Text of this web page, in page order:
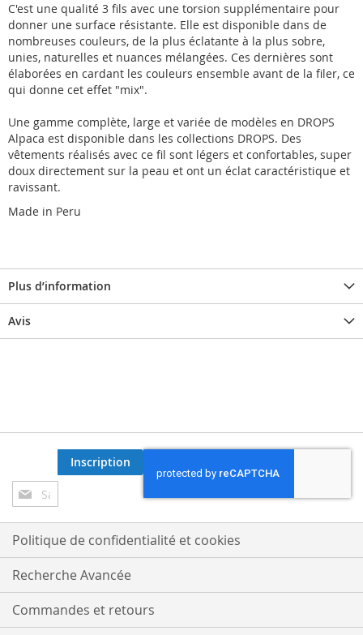
C'est une qualité 3 fils avec une torsion supplémentaire pour
donner une surface résistante. Elle est disponible dans de
nombreuses couleurs, de la plus éclatante à la plus sobre,
unies, naturelles et nuances mélangées. Ces dernières sont
élaborées en cardant les couleurs ensemble avant de la filer, ce
qui donne cet effet "mix".
Une gamme complète, large et variée de modèles en DROPS
Alpaca est disponible dans les collections DROPS. Des
vêtements réalisés avec ce fil sont légers et confortables, super
doux directement sur la peau et ont un éclat caractéristique et
ravissant.
Made in Peru
Plus d’information
Avis
Inscription
à
notre
lettre
d’information
:
Inscription
Politique de confidentialité et cookies
Recherche Avancée
Commandes et retours